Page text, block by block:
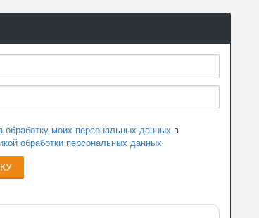
обработку моих персональных данных в
обработки персональных данных